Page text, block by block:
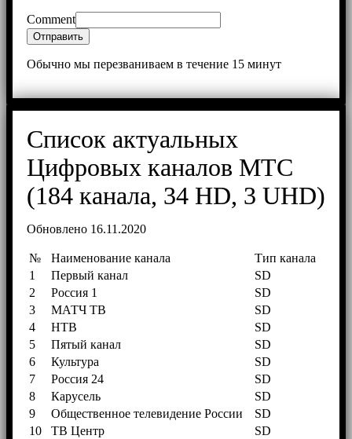
Comment
Отправить
Обычно мы перезваниваем в течение 15 минут
Список актуальных
Цифровых каналов МТС
(184 канала, 34 HD, 3 UHD)
Обновлено 16.11.2020
№ Наименование канала
Тип канала
1
Первый канал
SD
2
Россия 1
SD
3
МАТЧ ТВ
SD
4
НТВ
SD
5
Пятый канал
SD
6
Культура
SD
7
Россия 24
SD
8
Карусель
SD
9
Общественное телевидение России
SD
10
ТВ Центр
SD